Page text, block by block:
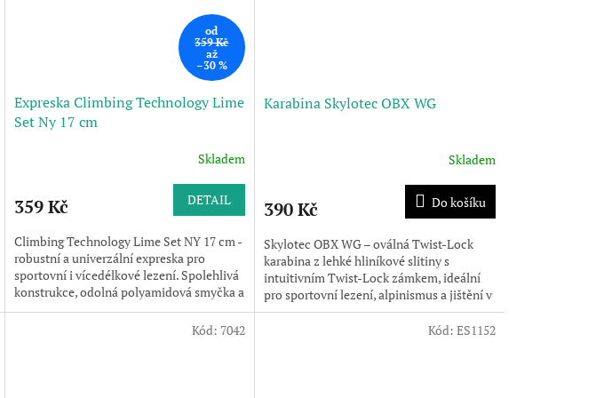
od
359 Kč
až
–30 %
Expreska Climbing Technology Lime
Set Ny 17 cm
Skladem
359 Kč DETAIL
Climbing Technology Lime Set NY 17 cm -
robustní a univerzální expreska pro
sportovní i vícedélkové lezení. Spolehlivá
konstrukce, odolná polyamidová smyčka a
skvělý poměr...
Karabina Skylotec OBX WG
Skladem
390 Kč Do košíku
Skylotec OBX WG – oválná Twist-Lock
karabina z lehké hliníkové slitiny s
intuitivním Twist-Lock zámkem, ideální
pro sportovní lezení, alpinismus a jištění v
náročném terénu.
Kód: 7042 Kód: ES1152